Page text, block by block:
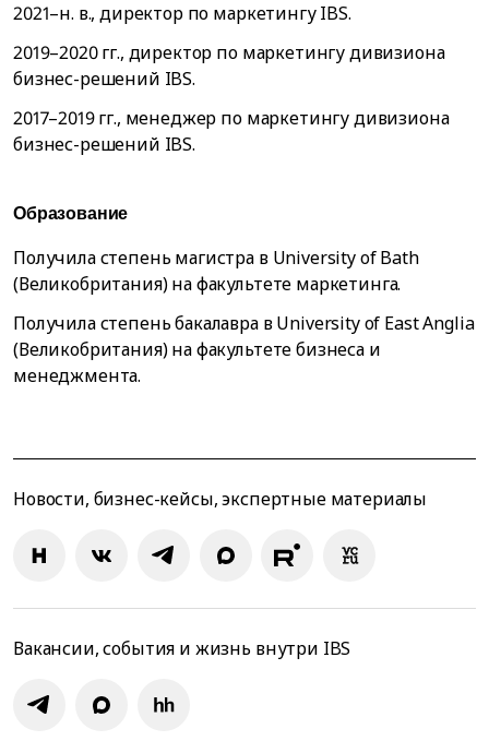
2021–н. в., директор по маркетингу IBS.
2019–2020 гг., директор по маркетингу дивизиона
бизнес-решений IBS.
2017–2019 гг., менеджер по маркетингу дивизиона
бизнес-решений IBS.
Образование
Получила степень магистра в University of Bath
(Великобритания) на факультете маркетинга.
Получила степень бакалавра в University of East Anglia
(Великобритания) на факультете бизнеса и
менеджмента.
Новости, бизнес-кейсы, экспертные материалы
Вакансии, события и жизнь внутри IBS